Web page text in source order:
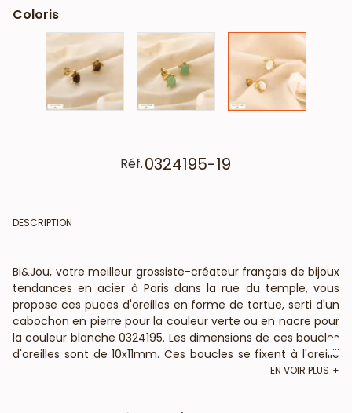
Coloris
Réf.0324195-19
DESCRIPTION
Bi&Jou, votre meilleur grossiste-créateur français de bijoux
tendances en acier à Paris dans la rue du temple, vous
propose ces puces d'oreilles en forme de tortue, serti d'un
cabochon en pierre pour la couleur verte ou en nacre pour
la couleur blanche 0324195. Les dimensions de ces boucles
d'oreilles sont de 10x11mm. Ces boucles se fixent à l'oreille
par un fermoir papillon. Votre vendeur en gros vous
...
EN VOIR PLUS